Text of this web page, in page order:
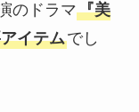
のドラマ『美
イテムでし